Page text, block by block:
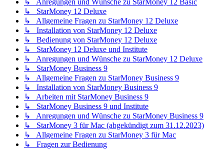
↳ Anregungen und Wünsche zu StarMoney 12 Basic
↳ StarMoney 12 Deluxe
↳ Allgemeine Fragen zu StarMoney 12 Deluxe
↳ Installation von StarMoney 12 Deluxe
↳ Bedienung von StarMoney 12 Deluxe
↳ StarMoney 12 Deluxe und Institute
↳ Anregungen und Wünsche zu StarMoney 12 Deluxe
↳ StarMoney Business 9
↳ Allgemeine Fragen zu StarMoney Business 9
↳ Installation von StarMoney Business 9
↳ Arbeiten mit StarMoney Business 9
↳ StarMoney Business 9 und Institute
↳ Anregungen und Wünsche zu StarMoney Business 9
↳ StarMoney 3 für Mac (abgekündigt zum 31.12.2023)
↳ Allgemeine Fragen zu StarMoney 3 für Mac
↳ Fragen zur Bedienung